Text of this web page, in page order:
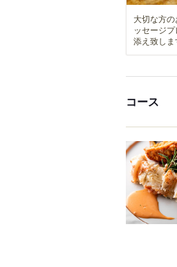
大切な方
ッセージ
添え致し
コース